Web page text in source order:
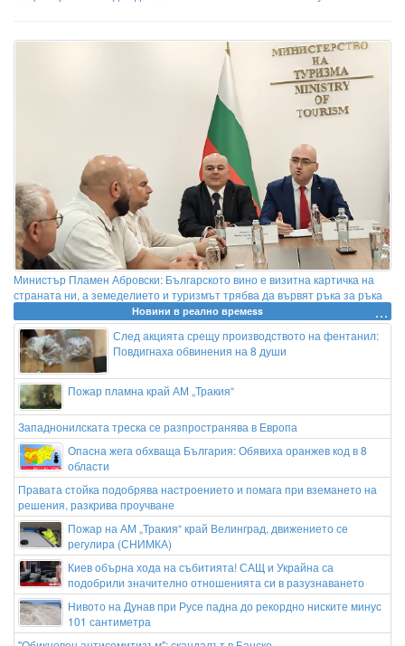
Министър Пламен Абровски: Българското вино е визитна картичка на
страната ни, а земеделието и туризмът трябва да вървят ръка за ръка
Новини в реално времеss
След акцията срещу производството на фентанил:
Повдигнаха обвинения на 8 души
Пожар пламна край АМ „Тракия“
Западнонилската треска се разпространява в Европа
Опасна жега обхваща България: Обявиха оранжев код в 8
области
Правата стойка подобрява настроението и помага при вземането на
решения, разкрива проучване
Пожар на АМ „Тракия“ край Велинград, движението се
регулира (СНИМКА)
Киев обърна хода на събитията! САЩ и Украйна са
подобрили значително отношенията си в разузнаването
Нивото на Дунав при Русе падна до рекордно ниските минус
101 сантиметра